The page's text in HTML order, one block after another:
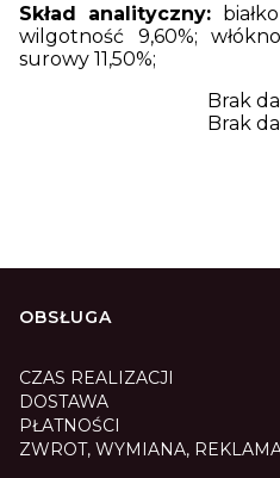
Skład analityczny:
wilgotność 9,60%;
surowy 11,50%;
Brak
Brak
Linki w stopce
OBSŁUGA
CZAS REALIZACJI
DOSTAWA
PŁATNOŚCI
ZWROT, WYMIANA,